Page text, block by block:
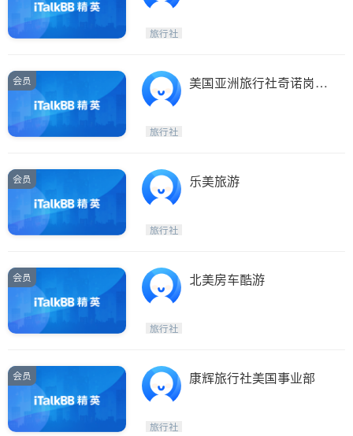
旅行社
会员
美国亚洲旅行社奇诺岗分
旅行社
会员 乐美旅游
旅行社
会员 北美房车酷游
旅行社
会员 康辉旅行社美国事业部
旅行社